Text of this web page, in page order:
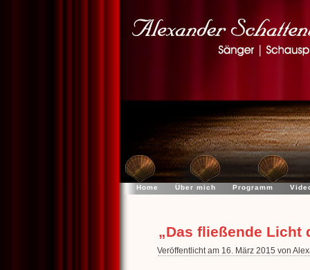
Home Über mich Programm
„Das fließende Licht
Veröffentlicht am 16. März 2015 von